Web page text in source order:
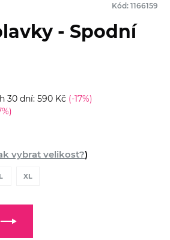
Kód: 1166159
- Spodní
30 dní: 590 Kč (-17%)
vybrat velikost?)
L XL